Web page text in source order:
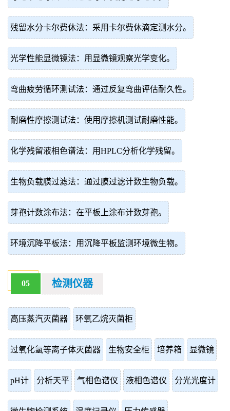
残留水分卡尔费休法：采用卡尔费休滴定测水分。
光学性能显微镜法：用显微镜观察光学变化。
弯曲疲劳循环测试法：通过反复弯曲评估耐久性。
耐磨性摩擦测试法：使用摩擦机测试耐磨性能。
化学残留液相色谱法：用HPLC分析化学残留。
生物负载膜过滤法：通过膜过滤计数生物负载。
芽孢计数涂布法：在平板上涂布计数芽孢。
环境沉降平板法：用沉降平板监测环境微生物。
05 检测仪器
高压蒸汽灭菌器 环氧乙烷灭菌柜
过氧化氢等离子体灭菌器 生物安全柜 培养箱 显微镜
pH计 分析天平 气相色谱仪 液相色谱仪 分光光度计